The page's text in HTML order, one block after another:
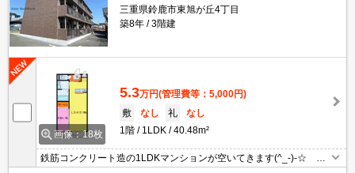
三重県鈴鹿市東旭が丘4丁目
築8年
3階建
画像：18枚
5.3万円(管理費等：5,000円)
敷
なし 礼
なし
1階
1LDK 40.48m²
鉄筋コンクリート造の1LDKマンションが空いてきます(^_-)-☆ 近